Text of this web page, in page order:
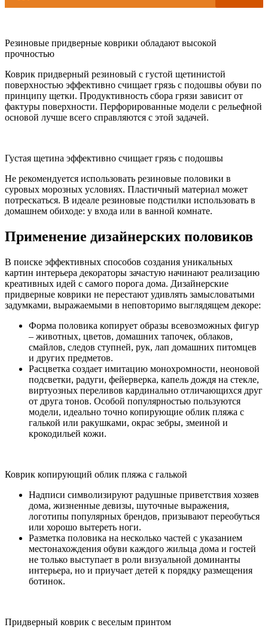
Резиновые придверные коврики обладают высокой
прочностью
Коврик придверный резиновый с густой щетинистой
поверхностью эффективно счищает грязь с подошвы обуви по
принципу щетки. Продуктивность сбора грязи зависит от
фактуры поверхности. Перфорированные модели с рельефной
основой лучше всего справляются с этой задачей.
Густая щетина эффективно счищает грязь с подошвы
Не рекомендуется использовать резиновые половики в
суровых морозных условиях. Пластичный материал может
потрескаться. В идеале резиновые подстилки использовать в
домашнем обиходе: у входа или в ванной комнате.
Применение дизайнерских половиков
В поиске эффективных способов создания уникальных
картин интерьера декораторы зачастую начинают реализацию
креативных идей с самого порога дома. Дизайнерские
придверные коврики не перестают удивлять замысловатыми
задумками, выражаемыми в неповторимо выглядящем декоре:
Форма половика копирует образы всевозможных фигур
– животных, цветов, домашних тапочек, облаков,
смайлов, следов ступней, рук, лап домашних питомцев
и других предметов.
Расцветка создает имитацию монохромности, неоновой
подсветки, радуги, фейерверка, капель дождя на стекле,
виртуозных переливов кардинально отличающихся друг
от друга тонов. Особой популярностью пользуются
модели, идеально точно копирующие облик пляжа с
галькой или ракушками, окрас зебры, змеиной и
крокодильей кожи.
Коврик копирующий облик пляжа с галькой
Надписи символизируют радушные приветствия хозяев
дома, жизненные девизы, шуточные выражения,
логотипы популярных брендов, призывают переобуться
или хорошо вытереть ноги.
Разметка половика на несколько частей с указанием
местонахождения обуви каждого жильца дома и гостей
не только выступает в роли визуальной доминанты
интерьера, но и приучает детей к порядку размещения
ботинок.
Придверный коврик с веселым принтом